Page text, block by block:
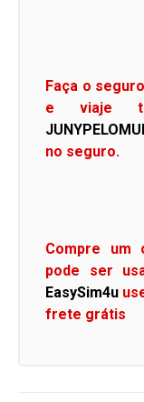
Faça o
e viaje
no seguro.
Compre um
pode ser
EasySim4u
frete grátis